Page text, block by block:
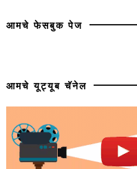
आमचे फेसबुक पेज
आमचे यूट्यूब चॅनेल